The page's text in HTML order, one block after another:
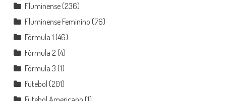
Fluminense(236)
Fluminense Feminino (76)
Fórmula 1 (46)
Fórmula 2 (4)
Fórmula 3 (1)
Futebol (201)